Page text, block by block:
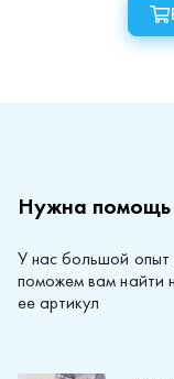
Нужна помощь
У нас большой опыт
поможем вам найти
ее артикул